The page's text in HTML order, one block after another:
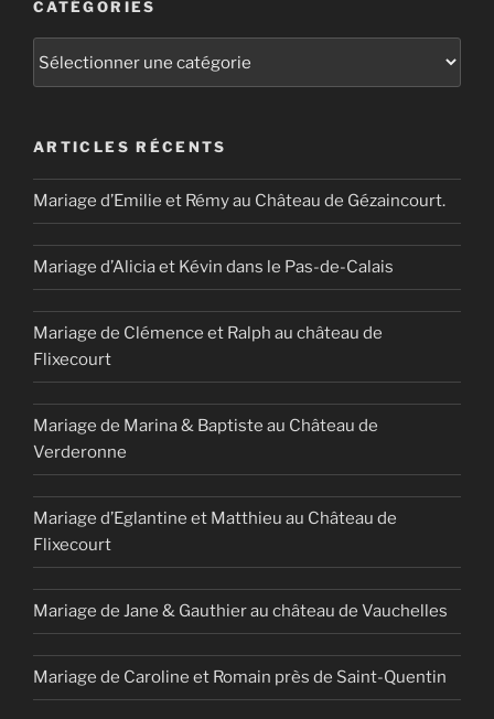
CATÉGORIES
ARTICLES RÉCENTS
Mariage d’Emilie et Rémy au Château de Gézaincourt.
Mariage d’Alicia et Kévin dans le Pas-de-Calais
Mariage de Clémence et Ralph au château de
Flixecourt
Mariage de Marina & Baptiste au Château de
Verderonne
Mariage d’Eglantine et Matthieu au Château de
Flixecourt
Mariage de Jane & Gauthier au château de Vauchelles
Mariage de Caroline et Romain près de Saint-Quentin